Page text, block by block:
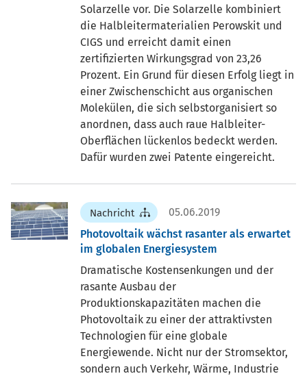
Solarzelle vor. Die Solarzelle kombiniert
die Halbleitermaterialien Perowskit und
CIGS und erreicht damit einen
zertifizierten Wirkungsgrad von 23,26
Prozent. Ein Grund für diesen Erfolg liegt in
einer Zwischenschicht aus organischen
Molekülen, die sich selbstorganisiert so
anordnen, dass auch raue Halbleiter-
Oberflächen lückenlos bedeckt werden.
Dafür wurden zwei Patente eingereicht.
Nachricht
05.06.2019
Photovoltaik wächst rasanter als erwartet
im globalen Energiesystem
Dramatische Kostensenkungen und der
rasante Ausbau der
Produktionskapazitäten machen die
Photovoltaik zu einer der attraktivsten
Technologien für eine globale
Energiewende. Nicht nur der Stromsektor,
sondern auch Verkehr, Wärme, Industrie